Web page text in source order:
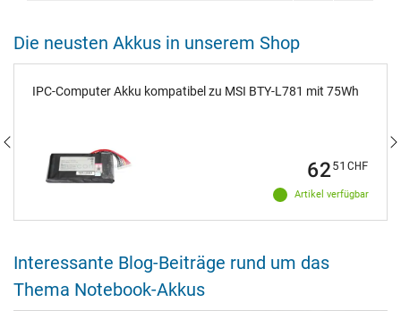
Die neusten Akkus in unserem Shop
IPC-Computer Akku kompatibel zu MSI BTY-L781 mit 75Wh
Artikel verfügbar
6251 CHF
Interessante Blog-Beiträge rund um das
Thema Notebook-Akkus